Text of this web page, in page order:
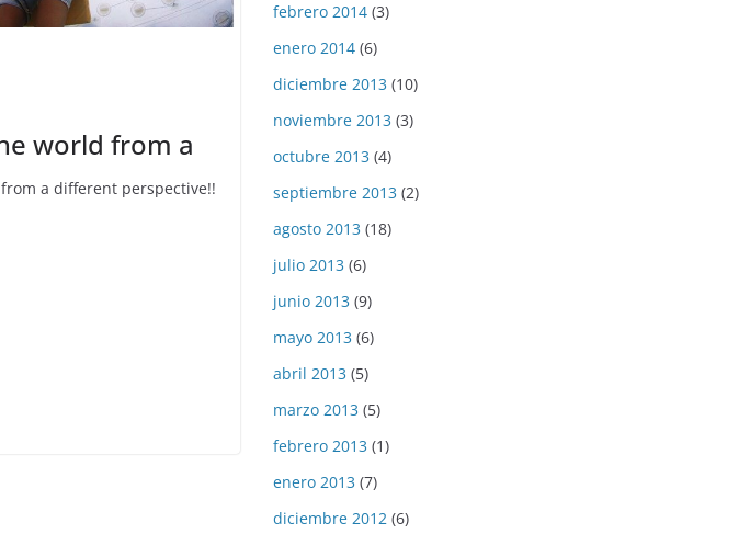
world from a
a different perspective!!
febrero 2014 (3)
enero 2014 (6)
diciembre 2013 (10)
noviembre 2013 (3)
octubre 2013 (4)
septiembre 2013 (2)
agosto 2013 (18)
julio 2013 (6)
junio 2013 (9)
mayo 2013 (6)
abril 2013 (5)
marzo 2013 (5)
febrero 2013 (1)
enero 2013 (7)
diciembre 2012 (6)